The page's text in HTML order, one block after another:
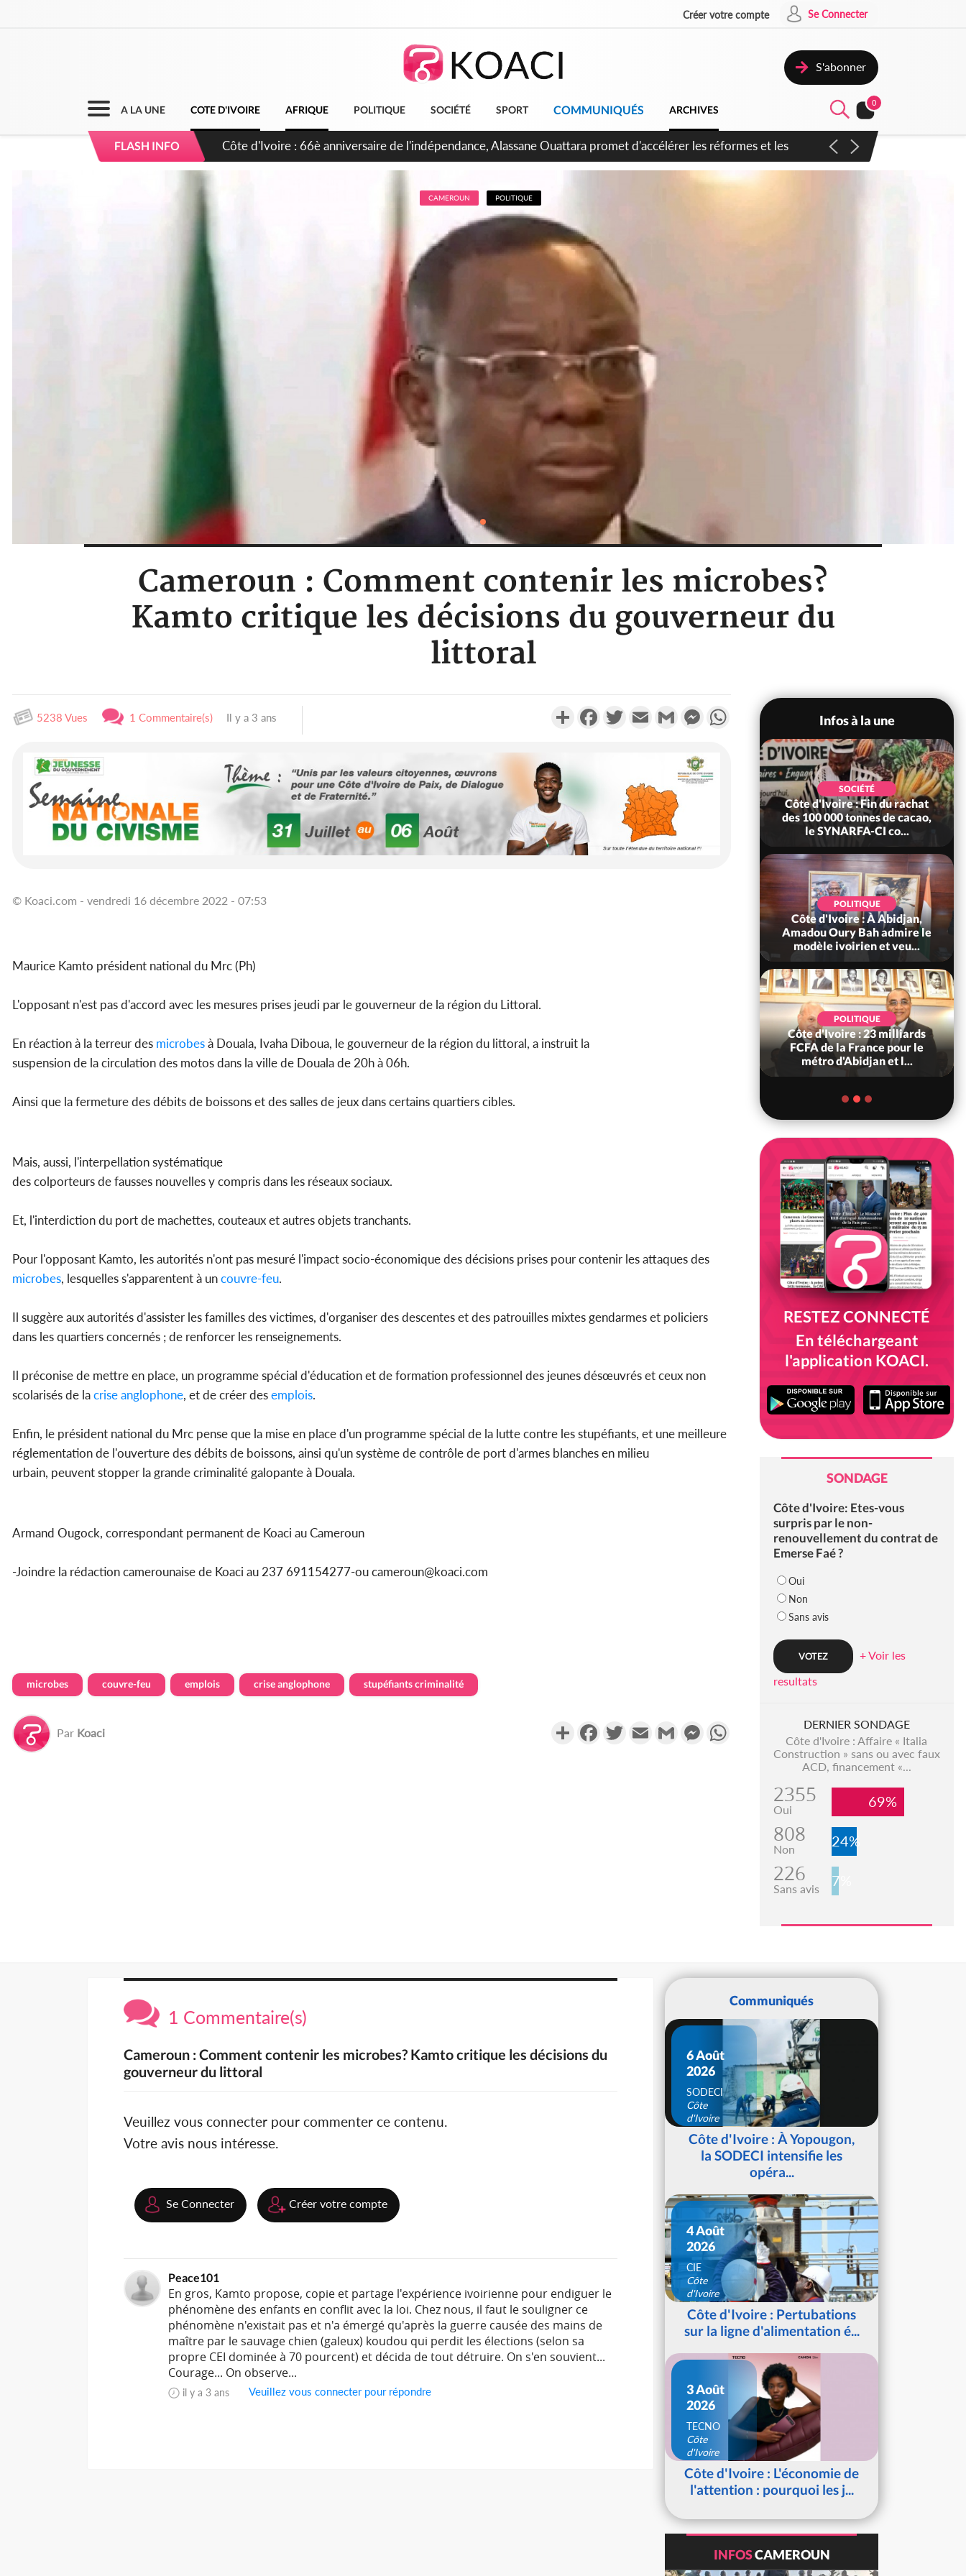
Créer votre compte Se Connecter
S'abonner
A LA UNE COTE D'IVOIRE AFRIQUE POLITIQUE SOCIÉTÉ SPORT COMMUNIQUÉS ARCHIVES
0
FLASH INFO
Côte d'Ivoire : À Abidjan, Amadou Oury Bah admire le modèle ivoirien et veut s'en inspirer pour accélérer le
CAMEROUN POLITIQUE
Cameroun : Comment contenir les microbes?
Kamto critique les décisions du gouverneur du
littoral
5238 Vues 1 Commentaire(s) Il y a 3 ans PartagerFacebookTwitterEmail Gmail MessengerWhatsApp
© Koaci.com - vendredi 16 décembre 2022 - 07:53
Maurice Kamto président national du Mrc (Ph)
L'opposant n'est pas d'accord avec les mesures prises jeudi par le gouverneur de la région du Littoral.
En réaction à la terreur des microbesà Douala, Ivaha Diboua, le gouverneur de la région du littoral, a instruit la
suspension de la circulation des motos dans la ville de Douala de 20h à 06h.
Ainsi que la fermeture des débits de boissons et des salles de jeux dans certains quartiers cibles.
Mais, aussi, l'interpellation systématique
des colporteurs de fausses nouvelles y compris dans les réseaux sociaux.
Et, l'interdiction du port de machettes, couteaux et autres objets tranchants.
Pour l'opposant Kamto, les autorités n'ont pas mesuré l'impact socio-économique des décisions prises pour contenir les attaques des
microbes, lesquelles s'apparentent à uncouvre-feu.
Il suggère aux autorités d'assister les familles des victimes, d'organiser des descentes et des patrouilles mixtes gendarmes et policiers
dans les quartiers concernés ; de renforcer les renseignements.
Il préconise de mettre en place, un programme spécial d'éducation et de formation professionnel des jeunes désœuvrés et ceux non
scolarisés de lacrise anglophone, et de créer desemplois.
Enfin, le président national du Mrc pense que la mise en place d'un programme spécial de la lutte contre les stupéfiants, et une meilleure
réglementation de l'ouverture des débits de boissons, ainsi qu'un système de contrôle de port d'armes blanches en milieu
urbain, peuvent stopper la grande criminalité galopante à Douala.
Armand Ougock, correspondant permanent de Koaci au Cameroun
-Joindre la rédaction camerounaise de Koaci au 237 691154277-ou cameroun@koaci.com
microbes couvre-feu emplois crise anglophone stupéfiants criminalité
Par Koaci PartagerFacebookTwitterEmail Gmail Messenger
Infos à la une
POLITIQUE
Côte d'Ivoire : Fête nationale,
Alassane Ouattara accorde
la grâce à 4 661...
SOCIÉTÉ
Côte d'Ivoire : Fin du rachat
des 100 000 tonnes de cacao,
le SYNARFA-CI co...
POLITIQUE
Côte d'Ivoire : À Abidjan,
Amadou Oury Bah admire le
modèle ivoirien et veu...
POLITIQUE
Côte d'Ivoire : 23 milliards
FCFA de la France pour le
métro d'Abidjan et l...
RESTEZ CONNECTÉ
En téléchargeant
l'application KOACI.
SONDAGE
Côte d'Ivoire: Etes-vous
surpris par le non-
renouvellement du contrat de
Emerse Faé ?
Oui
Non
Sans avis
+ Voir les
resultats
DERNIER SONDAGE
Côte d'Ivoire : Affaire « Italia
Construction » sans ou avec faux
ACD, financement «...
2355
Oui 69%
808
Non 24%
226
Sans avis 7%
1 Commentaire(s)
Cameroun : Comment contenir les microbes? Kamto critique les décisions du
gouverneur du littoral
Veuillez vous connecter pour commenter ce contenu.
Votre avis nous intéresse.
Se Connecter Créer votre compte
Peace101
En gros, Kamto propose, copie et partage l'expérience ivoirienne pour endiguer le
phénomène des enfants en conflit avec la loi. Chez nous, il faut le souligner ce
phénomène n'existait pas et n'a émergé qu'après la guerre causée des mains de
maître par le sauvage chien (galeux) koudou qui perdit les élections (selon sa
propre CEI dominée à 70 pourcent) et décida de tout détruire. On s'en souvient...
Courage... On observe...
il y a 3 ans Veuillez vous connecter pour répondre
Communiqués
6 Août
2026
SODECI
Côte
d'Ivoire
Côte d'Ivoire : À Yopougon,
la SODECI intensifie les
opéra...
4 Août
2026
CIE
Côte
d'Ivoire
Côte d'Ivoire : Pertubations
sur la ligne d'alimentation é...
3 Août
2026
TECNO
Côte
d'Ivoire
Côte d'Ivoire : L'économie de
l'attention : pourquoi les j...
INFOSCAMEROUN